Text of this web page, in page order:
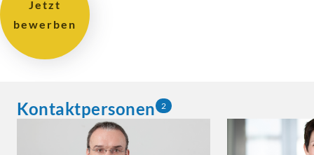
Jetzt
bewerben
Kontaktpersonen 2